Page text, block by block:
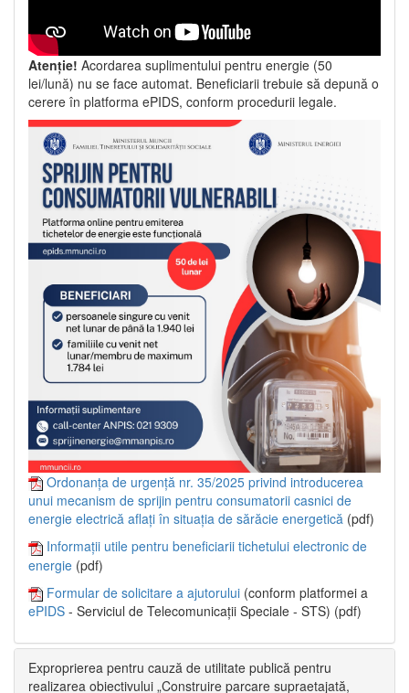
Atenție! Acordarea suplimentului pentru energie (50
lei/lună) nu se face automat. Beneficiarii trebuie să depună o
cerere în platforma ePIDS, conform procedurii legale.
Ordonanța de urgență nr. 35/2025 privind introducerea
unui mecanism de sprijin pentru consumatorii casnici de
energie electrică aflați în situația de sărăcie energetică (pdf)
Informații utile pentru beneficiarii tichetului electronic de
energie (pdf)
Formular de solicitare a ajutorului (conform platformei a
ePIDS - Serviciul de Telecomunicații Speciale - STS) (pdf)
Exproprierea pentru cauză de utilitate publică pentru
realizarea obiectivului „Construire parcare supraetajată,